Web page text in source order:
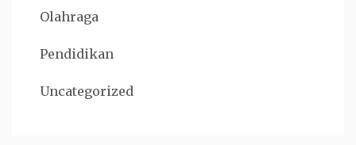
Olahraga
Pendidikan
Uncategorized